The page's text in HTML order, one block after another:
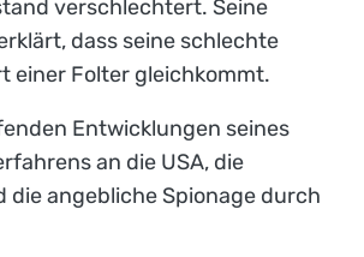
verschlechtert. Seine
dass seine schlechte
einer Folter gleichkommt.
Entwicklungen seines
an die USA, die
die angebliche Spionage durch